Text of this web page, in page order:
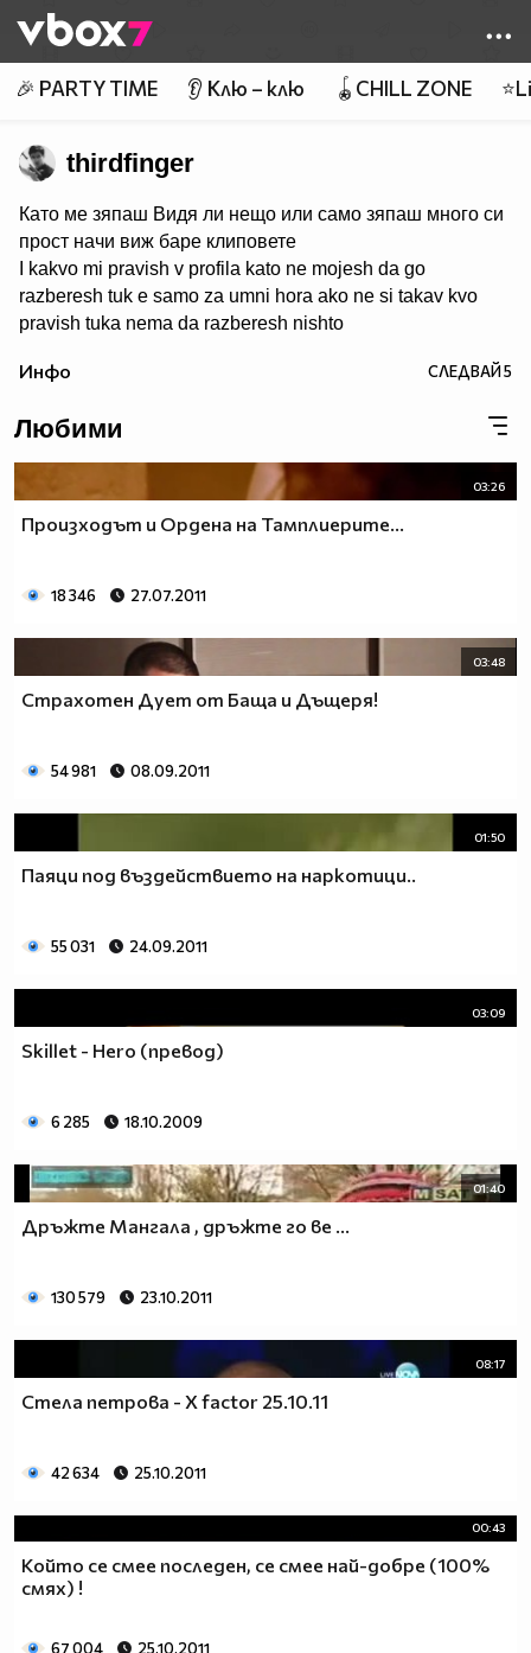
👾
🎉 PARTY TIME 👂 Клю – клю 🪀CHILL ZONE
thirdfinger
Като ме зяпаш Видя ли нещо или само зяпаш много си
прост начи виж баре клиповете
I kakvo mi pravish v profila kato ne mojesh da go
razberesh tuk e samo za umni hora ako ne si takav kvo
pravish tuka nema da razberesh nishto
Инфо СЛЕДВАЙ5
Любими
03:26
Произходът и Ордена на Тамплиерите...
18 346 27.07.2011
03:48
Страхотен Дует от Баща и Дъщеря!
54 981 08.09.2011
01:50
Паяци под въздействието на наркотици..
55 031 24.09.2011
03:09
Skillet - Hero (превод)
6 285 18.10.2009
01:40
Дръжте Мангала , дръжте го ве ...
130 579 23.10.2011
08:17
Стела петрова - X factor 25.10.11
42 634 25.10.2011
00:43
Който се смее последен, се смее най-добре (100%
смях) !
67 004 25.10.2011